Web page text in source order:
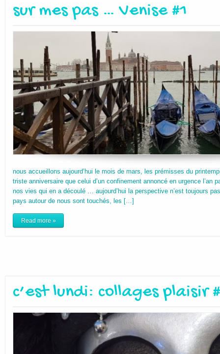
sur mes pas … Venise #1
nous accueillons aujourd’hui le mois de mars, les prémisses du
triste anniversaire que celui d’un confinement annoncé en urgence l’an
nos vies qui en a découlé … aujourd’hui la perspective n’est toujours
pays autour de nous sont touchés, les […]
Read more »
c’est lundi: collages plaisir